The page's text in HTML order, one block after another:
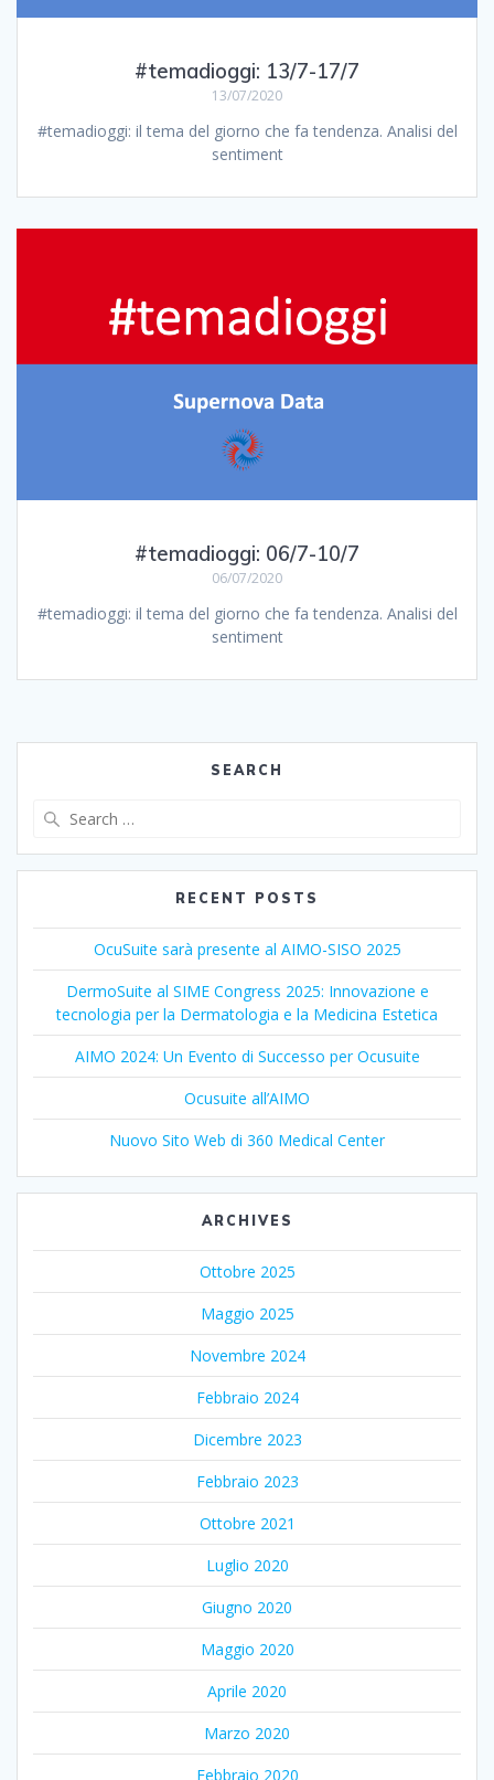
#temadioggi: 13/7-17/7
13/07/2020
#temadioggi: il tema del giorno che fa tendenza. Analisi del
sentiment
#temadioggi: 06/7-10/7
06/07/2020
#temadioggi: il tema del giorno che fa tendenza. Analisi del
sentiment
SEARCH
RECENT POSTS
OcuSuite sarà presente al AIMO-SISO 2025
DermoSuite al SIME Congress 2025: Innovazione e
tecnologia per la Dermatologia e la Medicina Estetica
AIMO 2024: Un Evento di Successo per Ocusuite
Ocusuite all’AIMO
Nuovo Sito Web di 360 Medical Center
ARCHIVES
Ottobre 2025
Maggio 2025
Novembre 2024
Febbraio 2024
Dicembre 2023
Febbraio 2023
Ottobre 2021
Luglio 2020
Giugno 2020
Maggio 2020
Aprile 2020
Marzo 2020
Febbraio 2020